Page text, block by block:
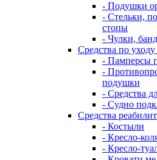
- Подушки
- Стельки,
стопы
- Чулки,
Средства по
- Памперсы
-
подушки
- Средства
- Судно
Средства
- Костыли
- Кресло-
- Кресло-